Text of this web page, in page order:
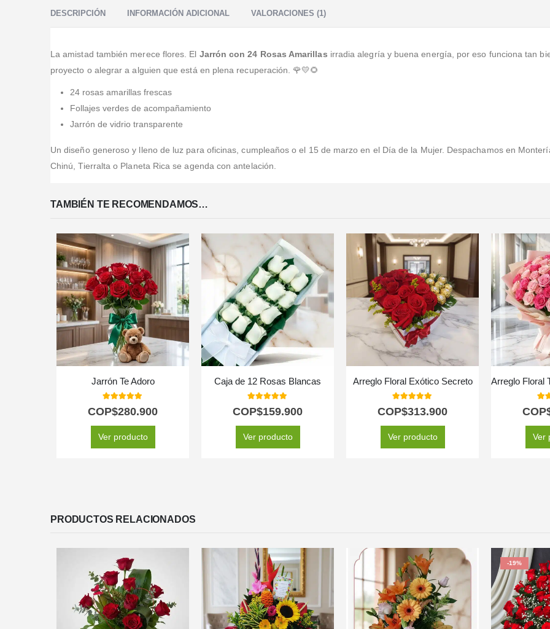
DESCRIPCIÓN INFORMACIÓN ADICIONAL VALORACIONES (1)
La amistad también merece flores. El Jarrón con 24 Rosas Amarillas irradia alegría y buena energía, por eso funciona tan
proyecto o alegrar a alguien que está en plena recuperación. 🌹💛🌻
24 rosas amarillas frescas
Follajes verdes de acompañamiento
Jarrón de vidrio transparente
Un diseño generoso y lleno de luz para oficinas, cumpleaños o el 15 de marzo en el Día de la Mujer. Despachamos en
Chinú, Tierralta o Planeta Rica se agenda con antelación.
TAMBIÉN TE RECOMENDAMOS…
Jarrón Te Adoro
5.00
COP$280.900
Ver producto
Caja de 12 Rosas Blancas
5.00
COP$159.900
Ver producto
Arreglo Floral Exótico Secreto
5.00
COP$313.900
Ver producto
5.00
Ver
PRODUCTOS RELACIONADOS
-19%